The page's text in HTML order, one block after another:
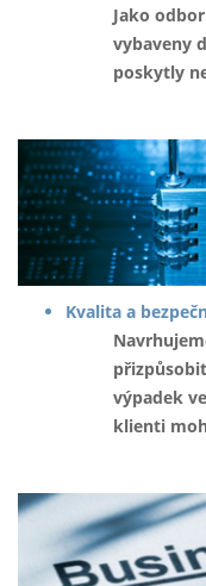
Jako
vybaveny
poskytly
Kvalita a
výpadek
klienti